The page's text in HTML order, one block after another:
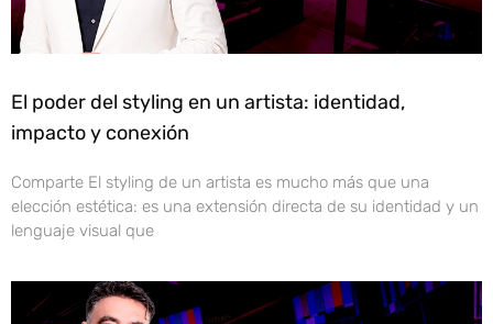
El poder del styling en un artista: identidad,
impacto y conexión
Comparte El styling de un artista es mucho más que una
elección estética: es una extensión directa de su identidad y un
lenguaje visual que